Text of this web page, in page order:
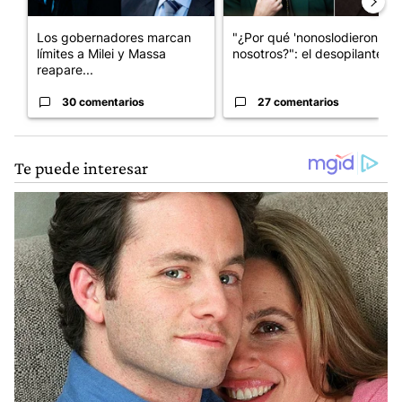
Los gobernadores marcan
límites a Milei y Massa
reapare...
30 comentarios
"¿Por qué 'nonoslodieron' a
nosotros?": el desopilante ...
27 comentarios